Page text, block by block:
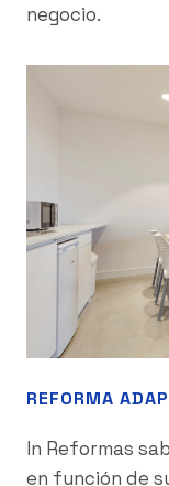
negocio.
REFORMA
In Reformas
en función de